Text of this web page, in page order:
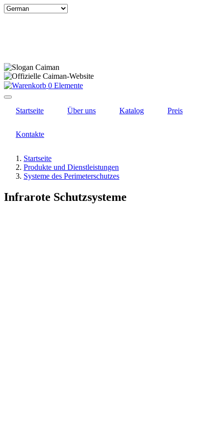
Select
0 Elemente
Startseite Über uns Katalog Preis
Kontakte
Startseite
Produkte und Dienstleistungen
Systeme des Perimeterschutzes
Infrarote Schutzsysteme